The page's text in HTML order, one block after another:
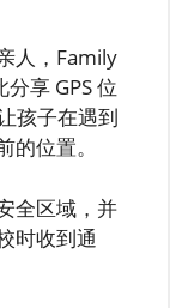
人，Family
享 GPS 位
孩子在遇到
位置。
全区域，并
时收到通